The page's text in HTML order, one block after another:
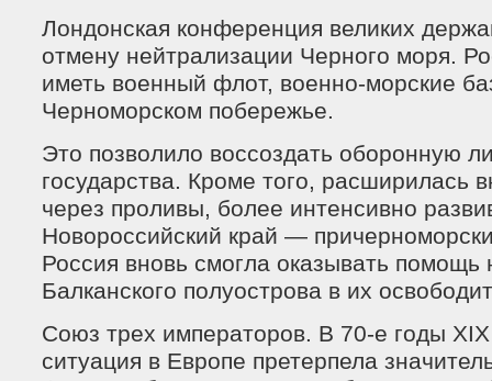
Лондонская конференция великих
отмену нейтрализации Черного моря.
иметь военный флот, военно-морские
Черноморском побережье.
Это позволило воссоздать оборонную
государства. Кроме того, расширилась
через проливы, более интенсивно
Новороссийский край —
Россия вновь смогла оказывать помощь
Балканского полуострова в их
Союз трех императоров. В 70-е годы
ситуация в Европе претерпела